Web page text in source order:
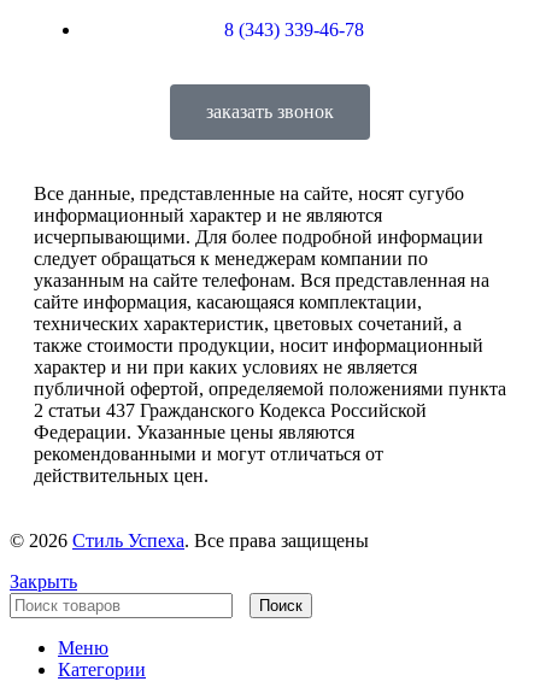
8 (343) 339-46-78
заказать звонок
Все данные, представленные на сайте, носят сугубо
информационный характер и не являются
исчерпывающими. Для более подробной информации
следует обращаться к менеджерам компании по
указанным на сайте телефонам. Вся представленная на
сайте информация, касающаяся комплектации,
технических характеристик, цветовых сочетаний, а
также стоимости продукции, носит информационный
характер и ни при каких условиях не является
публичной офертой, определяемой положениями пункта
2 статьи 437 Гражданского Кодекса Российской
Федерации. Указанные цены являются
рекомендованными и могут отличаться от
действительных цен.
© 2026 Стиль Успеха. Все права защищены
Закрыть
Поиск
Меню
Категории